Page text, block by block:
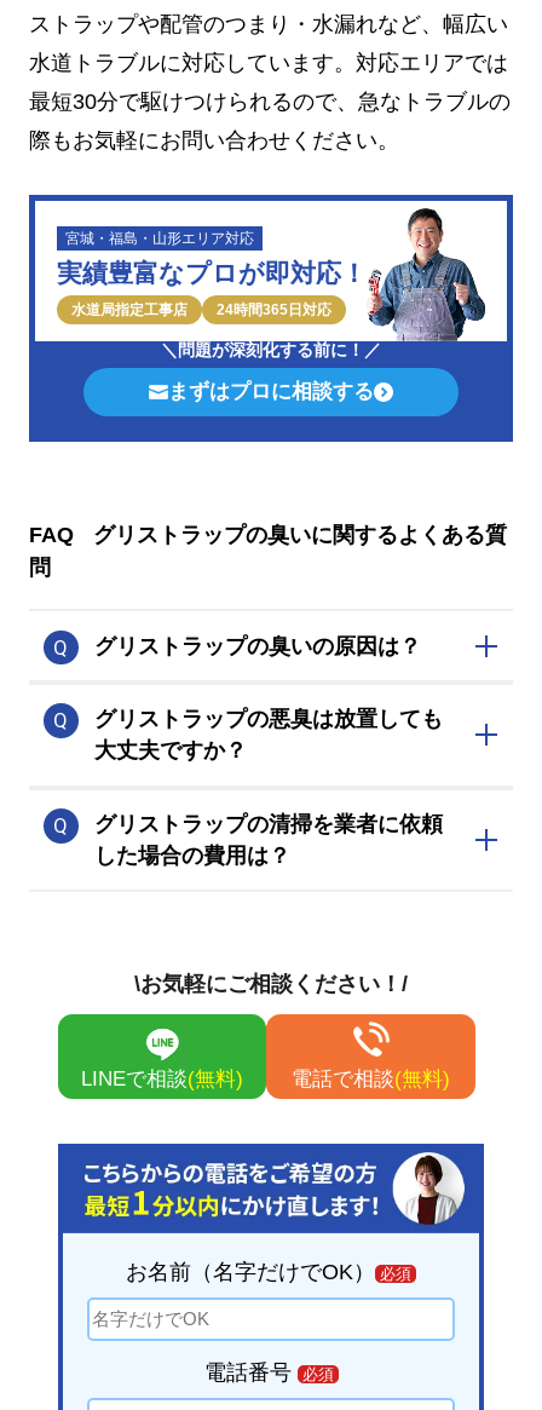
ストラップや配管のつまり・水漏れなど、幅広い
水道トラブルに対応しています。対応エリアでは
最短30分で駆けつけられるので、急なトラブルの
際もお気軽にお問い合わせください。
宮城・福島・山形エリア対応
実績豊富なプロが即対応！
水道局指定工事店 24時間365日対応
＼問題が深刻化する前に！／
まずはプロに相談する
FAQ
グリストラップの臭いに関するよくある質
問
グリストラップの臭いの原因は？
「スカム、スラッジ、バイオフィルムの
付着」が主な原因です。
グリストラップの悪臭は放置しても
大丈夫ですか？
害虫が発生し、衛生環境が悪化。その結
果、店の評判が落ちる悪循環になりま
グリストラップの清掃を業者に依頼
した場合の費用は？
合は、別途費用が追加されます。
\お気軽にご相談ください！/
LINEで相談(無料) 電話で相談(無料)
お名前（名字だけでOK） 必須
電話番号 必須